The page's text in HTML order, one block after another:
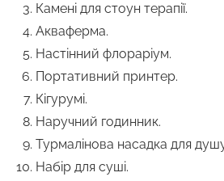
Камені для стоун терапії.
Акваферма.
Настінний флораріум.
Портативний принтер.
Кігурумі.
Наручний годинник.
Турмалінова насадка для
Набір для суші.